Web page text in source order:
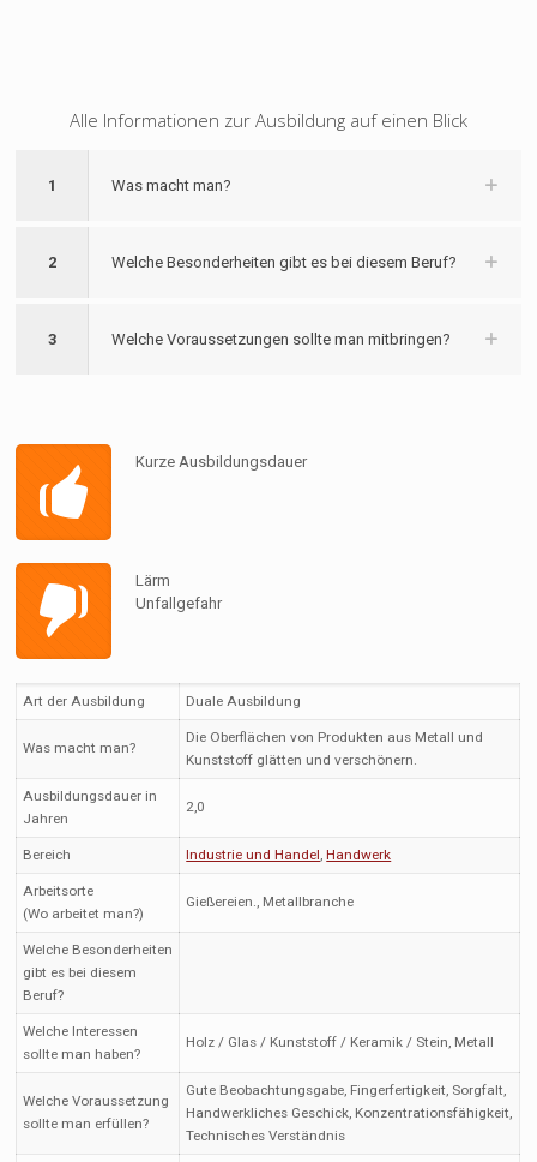
Alle Informationen zur Ausbildung auf einen Blick
1 Was macht man?
2 Welche Besonderheiten gibt es bei diesem Beruf?
3 Welche Voraussetzungen sollte man mitbringen?
Kurze Ausbildungsdauer
Lärm
Unfallgefahr
Art der Ausbildung Duale Ausbildung
Was macht man?
Die Oberflächen von Produkten aus Metall und
Kunststoff glätten und verschönern.
Ausbildungsdauer in
Jahren
2,0
Bereich Industrie und Handel,Handwerk
Arbeitsorte
(Wo arbeitet man?)
Gießereien., Metallbranche
Welche Besonderheiten
gibt es bei diesem
Beruf?
Welche Interessen
sollte man haben?
Holz / Glas / Kunststoff / Keramik / Stein, Metall
Welche Voraussetzung
sollte man erfüllen?
Gute Beobachtungsgabe, Fingerfertigkeit, Sorgfalt,
Handwerkliches Geschick, Konzentrationsfähigkeit,
Technisches Verständnis